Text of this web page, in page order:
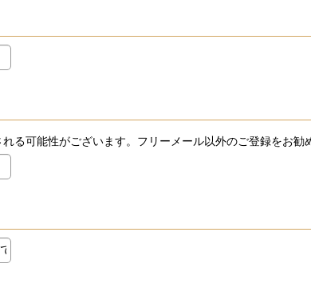
る可能性がございます。フリーメール以外のご登録をお勧